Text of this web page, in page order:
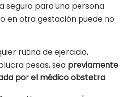
seguro para una persona
en otra gestación puede no
rutina de ejercicio,
pesas, sea previamente
por el médico obstetra.